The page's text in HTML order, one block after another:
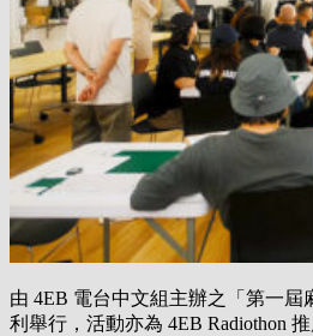
由 4EB 電台中文組主辦之「第一屆
利舉行，活動亦為 4EB Radiothon